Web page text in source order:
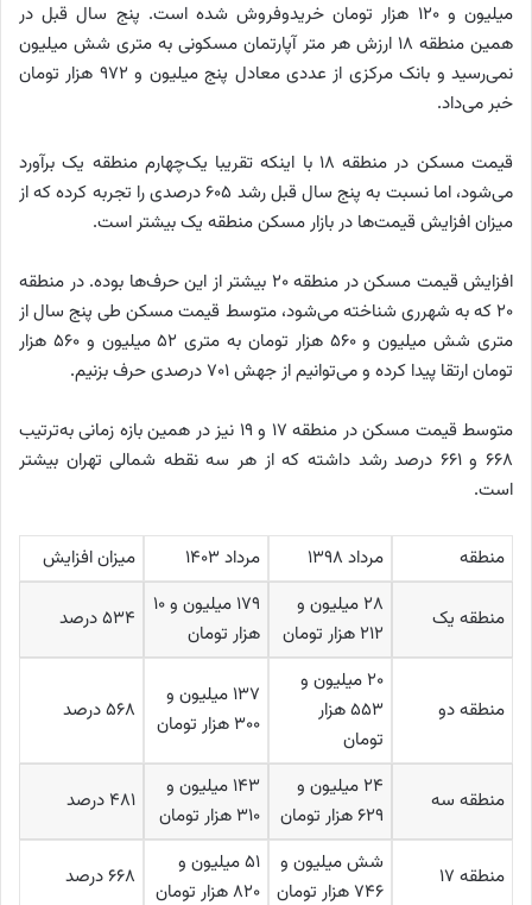
میلیون و ۱۲۰ هزار تومان خریدوفروش شده است. پنج سال قبل در
همین منطقه ۱۸ ارزش هر متر آپارتمان مسکونی به متری شش میلیون
نمی‌رسید و بانک مرکزی از عددی معادل پنج میلیون و ۹۷۲ هزار تومان
خبر می‌داد.
قیمت مسکن در منطقه ۱۸ با اینکه تقریبا یک‌چهارم منطقه یک برآورد
می‌شود، اما نسبت به پنج سال قبل رشد ۶۰۵ درصدی را تجربه کرده که از
میزان افزایش قیمت‌ها در بازار مسکن منطقه یک بیشتر است.
افزایش قیمت مسکن در منطقه ۲۰ بیشتر از این حرف‌ها بوده. در منطقه
۲۰ که به شهرری شناخته می‌شود، متوسط قیمت مسکن طی پنج سال از
متری شش میلیون و ۵۶۰ هزار تومان به متری ۵۲ میلیون و ۵۶۰ هزار
تومان ارتقا پیدا کرده و می‌توانیم از جهش ۷۰۱ درصدی حرف بزنیم.
متوسط قیمت مسکن در منطقه ۱۷ و ۱۹ نیز در همین بازه زمانی به‌ترتیب
۶۶۸ و ۶۶۱ درصد رشد داشته که از هر سه نقطه شمالی تهران بیشتر
است.
منطقه مرداد ۱۳۹۸ مرداد ۱۴۰۳ میزان افزایش
منطقه یک
۲۸ میلیون و
۲۱۲ هزار تومان
۱۷۹ میلیون و ۱۰
هزار تومان
۵۳۴ درصد
منطقه دو
۲۰ میلیون و
۵۵۳ هزار
تومان
۱۳۷ میلیون و
۳۰۰ هزار تومان
۵۶۸ درصد
منطقه سه
۲۴ میلیون و
۶۲۹ هزار تومان
۱۴۳ میلیون و
۳۱۰ هزار تومان
۴۸۱ درصد
منطقه ۱۷
شش میلیون و
۷۴۶ هزار تومان
۵۱ میلیون و
۸۲۰ هزار تومان
۶۶۸ درصد